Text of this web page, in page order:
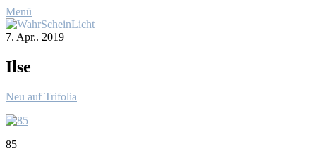
Menü
7. Apr.. 2019
Il­se
Neu auf Trif­o­lia
85